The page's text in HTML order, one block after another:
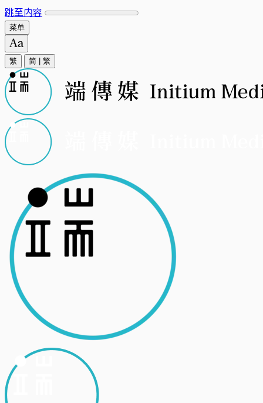
跳至内容
菜单
繁 简 繁